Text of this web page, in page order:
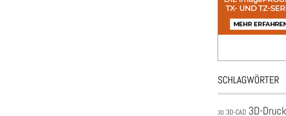
SCHLAGWÖRTER
3D 3D-CAD 3D-Druck